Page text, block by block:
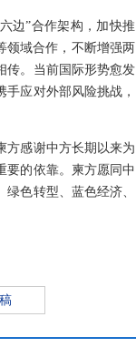
边”合作架构，加快推
领域合作，不断增强两
传。当前国际形势愈发
应对外部风险挑战，
方感谢中方长期以来为
要的依靠。柬方愿同中
色转型、蓝色经济、